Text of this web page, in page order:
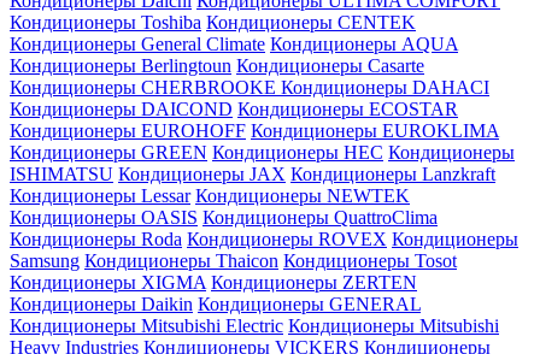
Кондиционеры Toshiba Кондиционеры CENTEK
Кондиционеры General Climate Кондиционеры AQUA
Кондиционеры Berlingtoun Кондиционеры Casarte
Кондиционеры CHERBROOKE Кондиционеры DAHACI
Кондиционеры DAICOND Кондиционеры ECOSTAR
Кондиционеры EUROHOFF Кондиционеры EUROKLIMA
Кондиционеры GREEN Кондиционеры HEC Кондиционеры
ISHIMATSU Кондиционеры JAX Кондиционеры Lanzkraft
Кондиционеры Lessar Кондиционеры NEWTEK
Кондиционеры OASIS Кондиционеры QuattroClima
Кондиционеры Roda Кондиционеры ROVEX Кондиционеры
Samsung Кондиционеры Thaicon Кондиционеры Tosot
Кондиционеры XIGMA Кондиционеры ZERTEN
Кондиционеры Daikin Кондиционеры GENERAL
Кондиционеры Mitsubishi Electric Кондиционеры Mitsubishi
Heavy Industries Кондиционеры VICKERS Кондиционеры